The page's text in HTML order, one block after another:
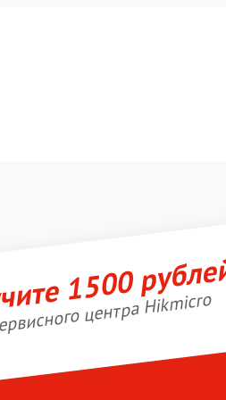
1500
центра Hikmicro